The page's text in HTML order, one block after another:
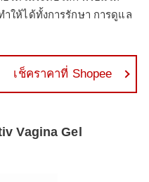
ให้ได้ทั้งการรักษา การดูแล
เช็คราคาที่ Shopee
Vagina Gel